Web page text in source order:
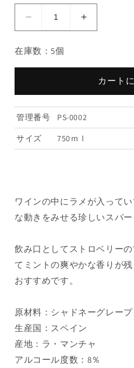
チ
ナ
フ
レ
グ
ラ
ン
ロ
ベ
ー
＆
ミ
（1
本）
の
数
プ
ナ
フ
レ
グ
ラ
ン
ロ
ベ
ー
＆
（1
本）
の
数
在庫数：5個
カート
管理番号
PS-0002
サイズ
750ｍｌ
ワインの中にラメが入って
な動きをみせる珍しいスパー
飲み口としてストロベリー
てミントの爽やかな香りが
おすすめです。
原材料：シャドネーグレー
生産国：スペイン
産地：ラ・マンチャ
アルコール度数：8％